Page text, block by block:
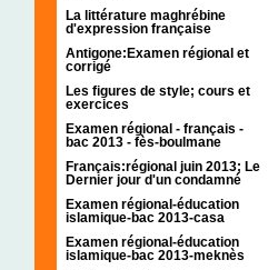
La littérature maghrébine
d'expression française
Antigone:Examen régional et
corrigé
Les figures de style; cours et
exercices
Examen régional - français -
bac 2013 - fès-boulmane
Français:régional juin 2013; Le
Dernier jour d'un condamné
Examen régional-éducation
islamique-bac 2013-casa
Examen régional-éducation
islamique-bac 2013-meknès